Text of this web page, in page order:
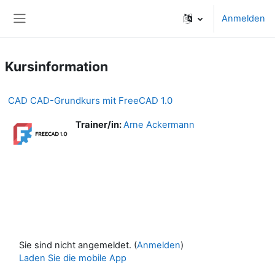
Anmelden
Kursinformation
CAD CAD-Grundkurs mit FreeCAD 1.0
Trainer/in:Arne Ackermann
Sie sind nicht angemeldet. (Anmelden)
Laden Sie die mobile App